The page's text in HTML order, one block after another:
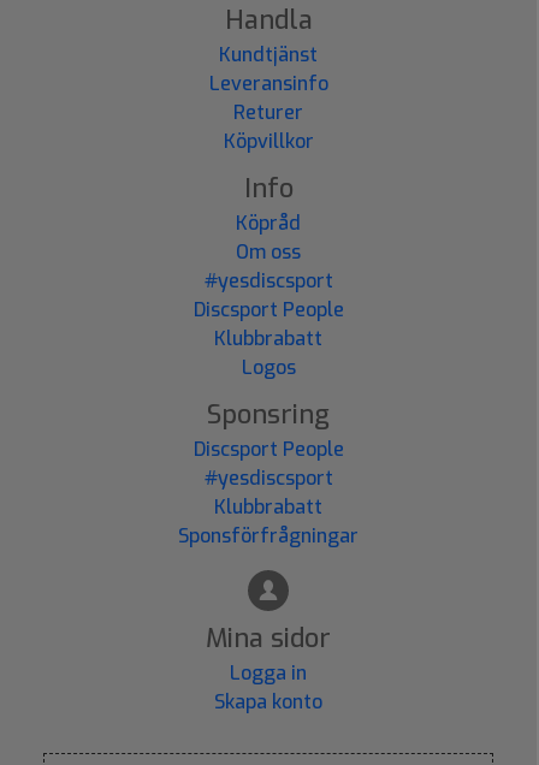
Handla
Kundtjänst
Leveransinfo
Returer
Köpvillkor
Info
Köpråd
Om oss
#yesdiscsport
Discsport People
Klubbrabatt
Logos
Sponsring
Discsport People
#yesdiscsport
Klubbrabatt
Sponsförfrågningar
Mina sidor
Logga in
Skapa konto